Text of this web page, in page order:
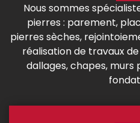
Nous sommes
pierres : parement,
pierres sèches,
réalisation de travaux
dallages, chapes,